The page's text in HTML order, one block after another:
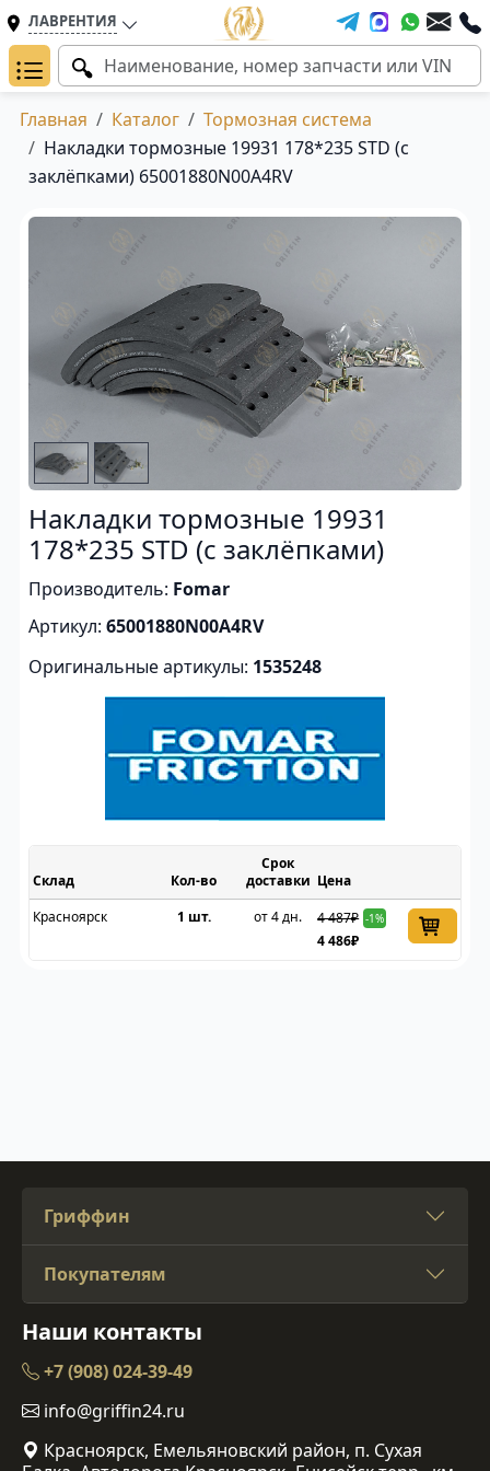
ЛАВРЕНТИЯ
Главная Каталог
Тормозная система
Накладки тормозные 19931 178*235 STD (с
заклёпками) 65001880N00A4RV
Накладки тормозные 19931
178*235 STD (с заклёпками)
Производитель: Fomar
Артикул: 65001880N00A4RV
Оригинальные артикулы: 1535248
Склад
Срок
доставки Цена
Красноярск
1 шт. от 4 дн. 4 487₽ -1%
4 486₽
Гриффин
Покупателям
Наши контакты
+7 (908) 024-39-49
info@griffin24.ru
Красноярск, Емельяновский район, п. Сухая